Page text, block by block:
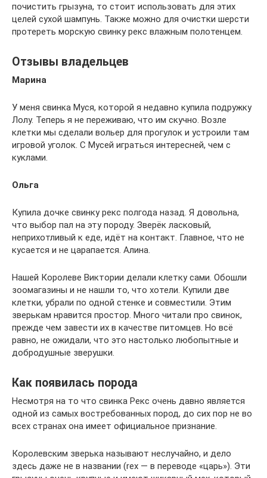
почистить грызуна, то стоит использовать для этих
целей сухой шампунь. Также можно для очистки шерсти
протереть морскую свинку рекс влажным полотенцем.
Отзывы владельцев
Марина
У меня свинка Муся, которой я недавно купила подружку
Лолу. Теперь я не переживаю, что им скучно. Возле
клетки мы сделали вольер для прогулок и устроили там
игровой уголок. С Мусей играться интересней, чем с
куклами.
Ольга
Купила дочке свинку рекс полгода назад. Я довольна,
что выбор пал на эту породу. Зверёк ласковый,
неприхотливый к еде, идёт на контакт. Главное, что не
кусается и не царапается. Алина.
Нашей Королеве Виктории делали клетку сами. Обошли
зоомагазины и не нашли то, что хотели. Купили две
клетки, убрали по одной стенке и совместили. Этим
зверькам нравится простор. Много читали про свинок,
прежде чем завести их в качестве питомцев. Но всё
равно, не ожидали, что это настолько любопытные и
добродушные зверушки.
Как появилась порода
Несмотря на то что свинка Рекс очень давно является
одной из самых востребованных пород, до сих пор не во
всех странах она имеет официальное признание.
Королевским зверька называют неслучайно, и дело
здесь даже не в названии (rex — в переводе «царь»). Эти